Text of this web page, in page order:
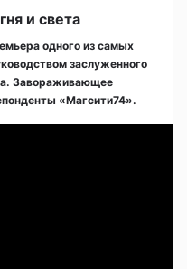
и света
одного из самых
заслуженного
Завораживающее
«Магсити74».